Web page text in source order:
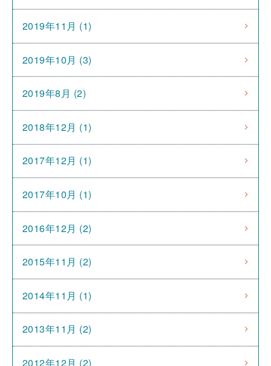
2019年11月 (1)
2019年10月 (3)
2019年8月 (2)
2018年12月 (1)
2017年12月 (1)
2017年10月 (1)
2016年12月 (2)
2015年11月 (2)
2014年11月 (1)
2013年11月 (2)
2012年12月 (2)